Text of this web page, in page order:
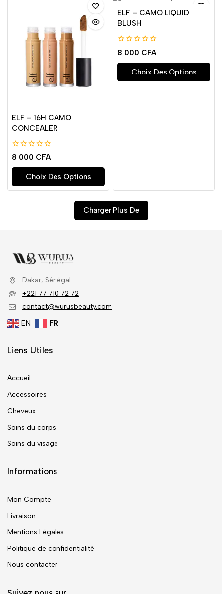
ELF – 16H CAMO
CONCEALER
0
de
5
8 000 CFA
Choix Des Options
ELF – CAMO LIQUID
BLUSH
0
de
5
8 000 CFA
Choix Des Options
Charger Plus De
Dakar, Sénégal
+221 77 710 72 72
contact@wurusbeauty.com
EN FR
Liens Utiles
Accueil
Accessoires
Cheveux
Soins du corps
Soins du visage
Informations
Mon Compte
Livraison
Mentions Légales
Politique de confidentialité
Nous contacter